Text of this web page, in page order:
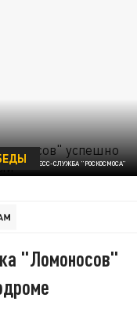
ФОТО: ПРЕСС-СЛУЖБА "РОСКОСМОСА"
"Ломоносов"